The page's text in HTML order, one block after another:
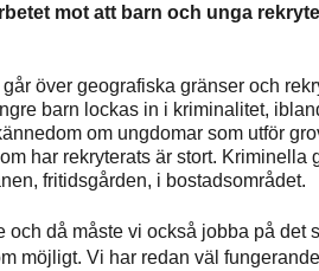
mot att barn och unga
över geografiska gränser och
barn lockas in i kriminalitet,
om ungdomar som utför
har rekryterats är stort. Kriminella
fritidsgården, i bostadsområdet.
och då måste vi också jobba på det
möjligt. Vi har redan väl